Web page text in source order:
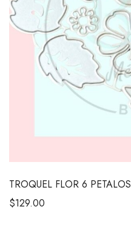
TROQUEL FLOR 6 PETALOS
$129.00